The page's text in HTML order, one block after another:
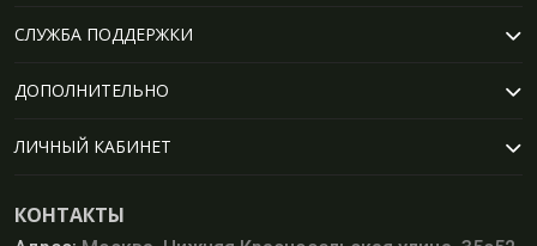
СЛУЖБА ПОДДЕРЖКИ
ДОПОЛНИТЕЛЬНО
ЛИЧНЫЙ КАБИНЕТ
КОНТАКТЫ